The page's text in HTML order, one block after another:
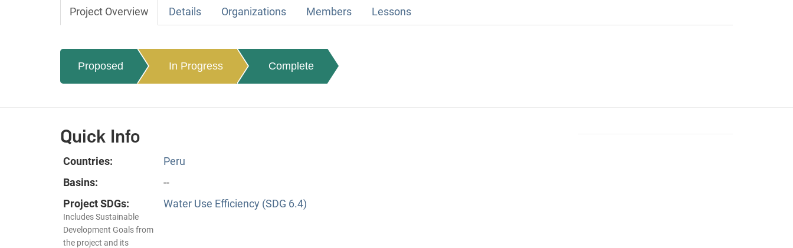
Project Overview Details Organizations Members Lessons
Proposed In Progress Complete
Quick Info
Countries:
Peru
Basins:
--
Project SDGs:
Includes Sustainable
Development Goals from
the project and its
Water Use Efficiency (SDG 6.4)